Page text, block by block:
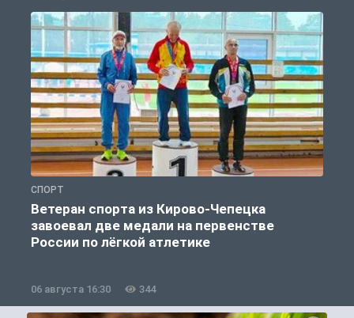
СПОРТ
Ветеран спорта из Кирово-Чепецка
завоевал две медали на первенстве
России по лёгкой атлетике
06 августа 16:30 344